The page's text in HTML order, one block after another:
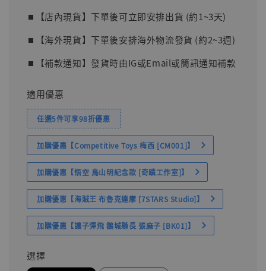
⏹︎【店內現貨】下單後可立即安排出貨 (約1~3天)
⏹︎【海外現貨】下單後安排海外物流發貨 (約2~3週)
⏹︎【補款通知】發貨時由IG或Email或簡訊通知補款
適用優惠
任選5件可享98折優惠
加購優惠【Competitive Toys 梅西 [CM001]】
加購優惠【悟空 鳥山明紀念款 [奇蹟工作室]】
加購優惠【海賊王 布魯克達摩 [7STARS Studio]】
加購優惠【讓子彈飛 鵝城縣長 張麻子 [BK01]】
選擇